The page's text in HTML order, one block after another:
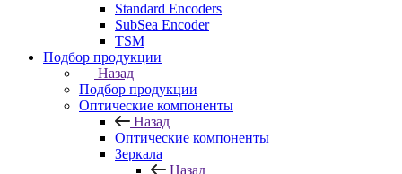
Standard Encoders
SubSea Encoder
TSM
Подбор продукции
Назад
Подбор продукции
Оптические компоненты
Назад
Оптические компоненты
Зеркала
Назад